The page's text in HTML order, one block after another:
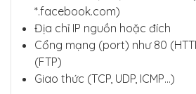
*.facebook.com)
Địa chỉ IP nguồn hoặc đích
Cổng mạng (port) như 80
(FTP)
Giao thức (TCP, UDP, ICMP…)